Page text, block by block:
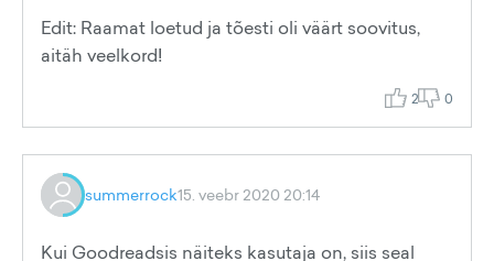
Edit: Raamat loetud ja tõesti oli väärt soovitus,
aitäh veelkord!
2 0
summerrock15. veebr 2020 20:14
Kui Goodreadsis näiteks kasutaja on, siis seal